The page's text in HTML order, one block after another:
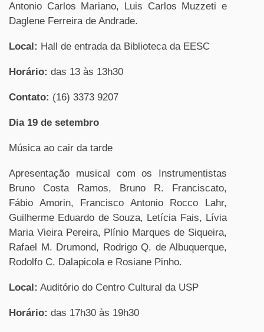
Antonio Carlos Mariano, Luis Carlos Muzzeti e
Daglene Ferreira de Andrade.
Local: Hall de entrada da Biblioteca da EESC
Horário: das 13 às 13h30
Contato: (16) 3373 9207
Dia 19 de setembro
Música ao cair da tarde
Apresentação musical com os Instrumentistas
Bruno Costa Ramos, Bruno R. Franciscato,
Fábio Amorin, Francisco Antonio Rocco Lahr,
Guilherme Eduardo de Souza, Letícia Fais, Lívia
Maria Vieira Pereira, Plínio Marques de Siqueira,
Rafael M. Drumond, Rodrigo Q. de Albuquerque,
Rodolfo C. Dalapicola e Rosiane Pinho.
Local: Auditório do Centro Cultural da USP
Horário: das 17h30 às 19h30